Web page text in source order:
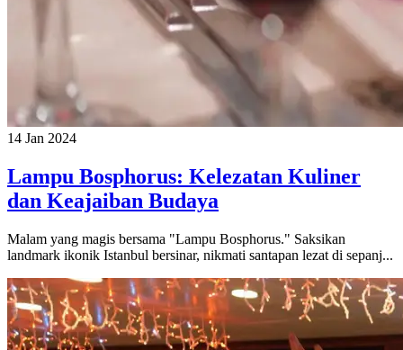
14 Jan 2024
Lampu Bosphorus: Kelezatan Kuliner
dan Keajaiban Budaya
Malam yang magis bersama "Lampu Bosphorus." Saksikan
landmark ikonik Istanbul bersinar, nikmati santapan lezat di sepanj...